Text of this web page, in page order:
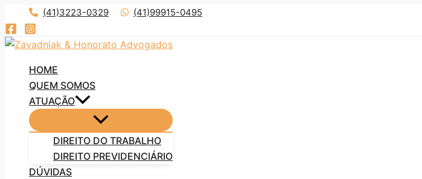
para
o
(41)3223-0329 (41)99915-0495
HOME
QUEM SOMOS
ATUAÇÃO
DIREITO DO TRABALHO
DIREITO PREVIDENCIÁRIO
DÚVIDAS